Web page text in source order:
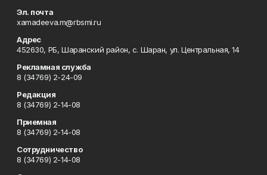
Эл. почта
xamadeeva.m@rbsmi.ru
Адрес
452630, РБ, Шаранский район, с. Шаран, ул. Центральная, 14
Рекламная служба
8 (34769) 2-24-09
Редакция
8 (34769) 2-14-08
Приемная
8 (34769) 2-14-08
Сотрудничество
8 (34769) 2-14-08